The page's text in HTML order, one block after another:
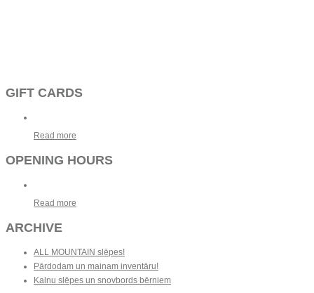
GIFT CARDS
Read more
OPENING HOURS
Read more
ARCHIVE
ALL MOUNTAIN slēpes!
Pārdodam un mainam inventāru!
Kalnu slēpes un snovbords bērniem